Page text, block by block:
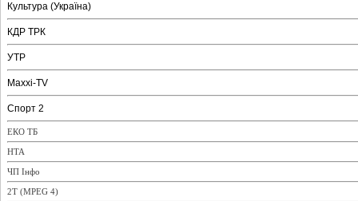
Культура (Україна)
КДР ТРК
УТР
Maxxi-TV
Спорт 2
ЕКО ТБ
НТА
ЧП Інфо
2T (MPEG 4)